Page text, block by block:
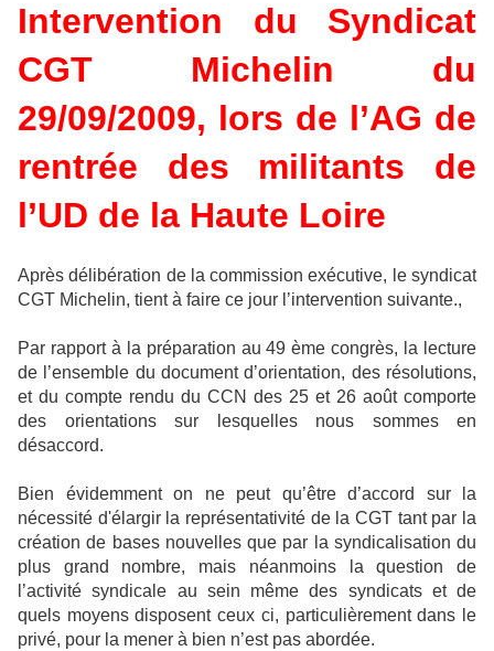
Intervention du Syndicat
CGT Michelin du
29/09/2009, lors de l’AG de
rentrée des militants de
l’UD de la Haute Loire
Après délibération de la commission exécutive, le syndicat
CGT Michelin, tient à faire ce jour l’intervention suivante.,
Par rapport à la préparation au 49 ème congrès, la lecture
de l’ensemble du document d’orientation, des résolutions,
et du compte rendu du CCN des 25 et 26 août comporte
des orientations sur lesquelles nous sommes en
désaccord.
Bien évidemment on ne peut qu’être d’accord sur la
nécessité d'élargir la représentativité de la CGT tant par la
création de bases nouvelles que par la syndicalisation du
plus grand nombre, mais néanmoins la question de
l’activité syndicale au sein même des syndicats et de
quels moyens disposent ceux ci, particulièrement dans le
privé, pour la mener à bien n’est pas abordée.